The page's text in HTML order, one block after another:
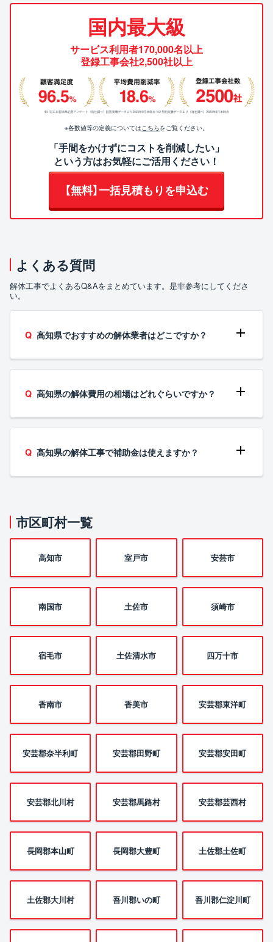
国内最大級
サービス利用者170,000名以上
登録工事会社2,500社以上
※各数値等の定義についてはこちらをご覧ください。
「手間をかけずにコストを削減したい」
という方はお気軽にご活用ください！
【無料】一括見積もりを申込む
よくある質問
解体工事でよくあるQ&Aをまとめています。是非参考にしてくださ
い。
高知県でおすすめの解体業者はどこですか？
高知県の解体費用の相場はどれぐらいですか？
高知県の解体工事で補助金は使えますか？
市区町村一覧
高知市 室戸市 安芸市
南国市 土佐市 須崎市
宿毛市 土佐清水市 四万十市
香南市 香美市 安芸郡東洋町
安芸郡奈半利町 安芸郡田野町 安芸郡安田町
安芸郡北川村 安芸郡馬路村 安芸郡芸西村
長岡郡本山町 長岡郡大豊町 土佐郡土佐町
土佐郡大川村 吾川郡いの町 吾川郡仁淀川町